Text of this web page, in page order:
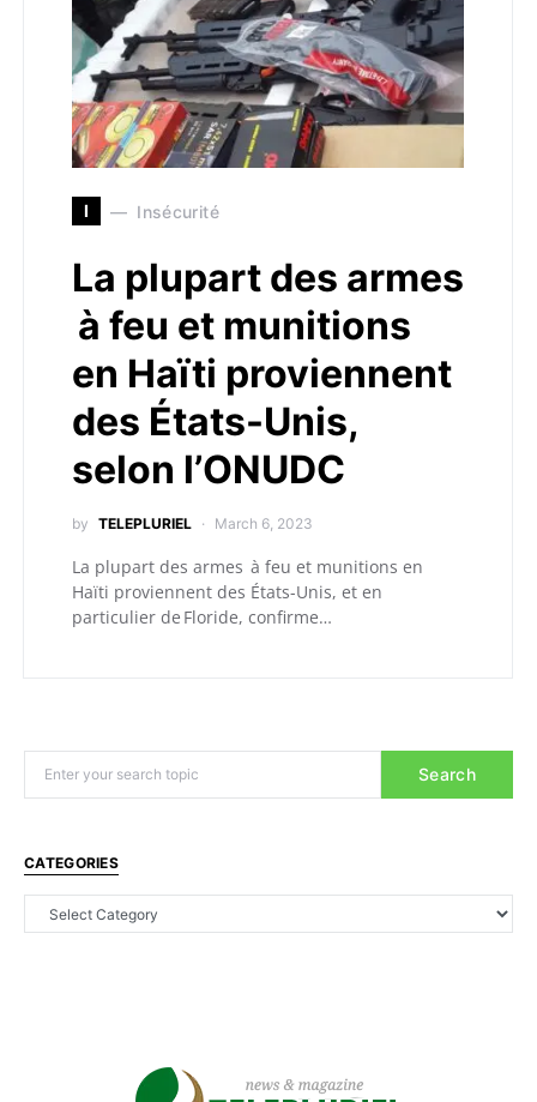
I Insécurité
La plupart des armes
à feu et munitions
en Haïti proviennent
des États-Unis,
selon l’ONUDC
by TELEPLURIEL March 6, 2023
La plupart des armes à feu et munitions en
Haïti proviennent des États-Unis, et en
particulier de Floride, confirme…
Search
CATEGORIES